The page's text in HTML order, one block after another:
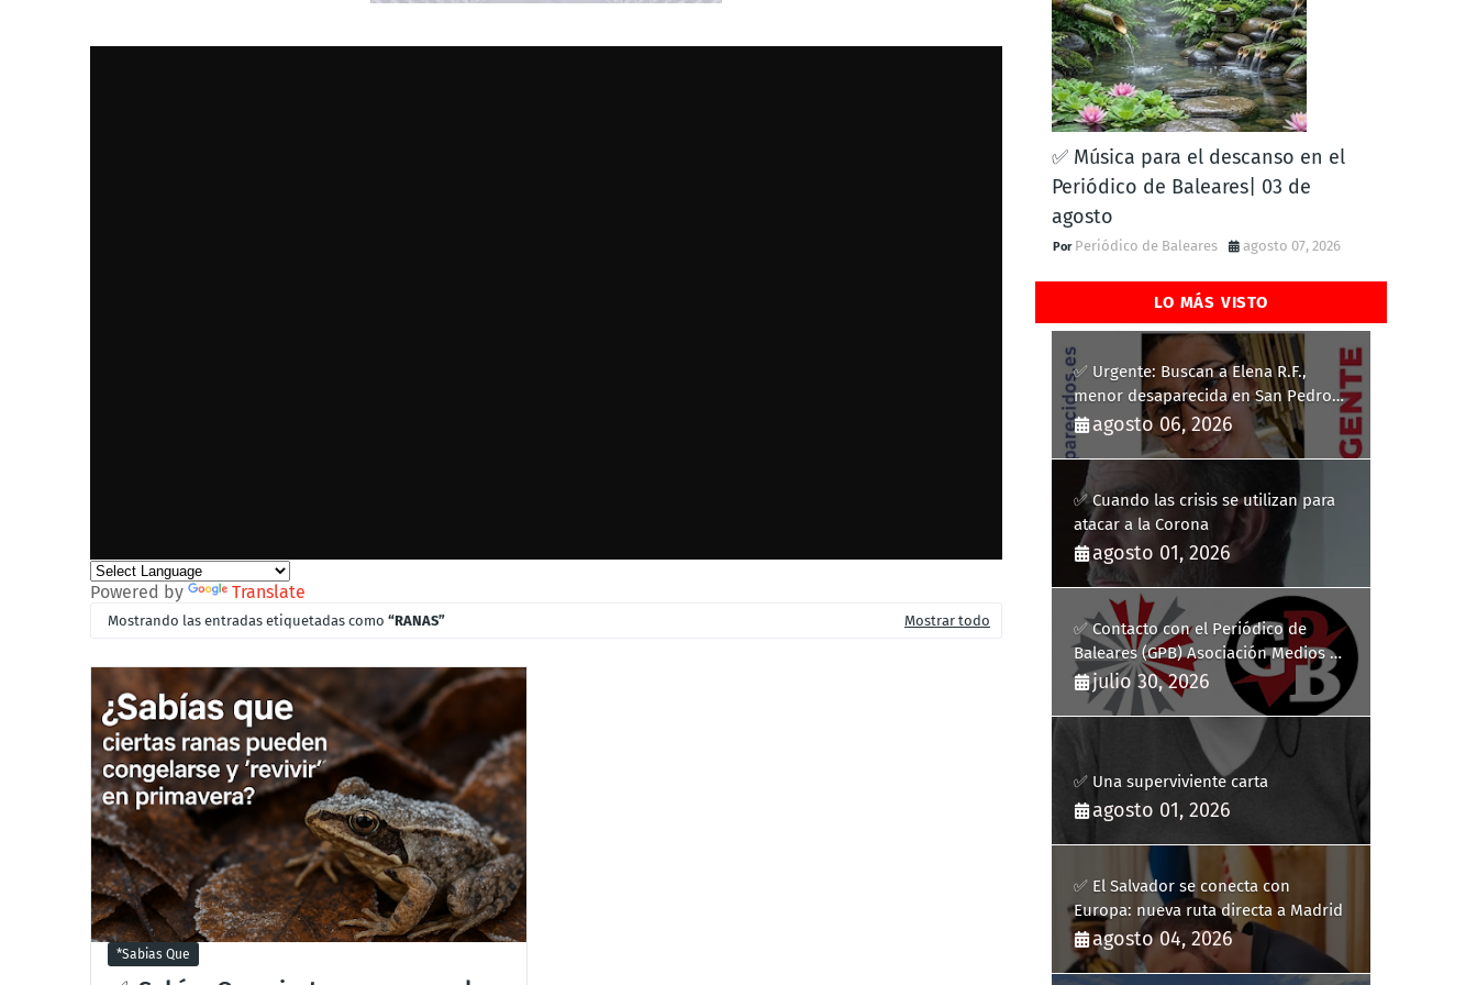
Powered by Translate
Mostrando las entradas etiquetadas como RANAS Mostrar todo
*sabias Que
✅ Música para el descanso en el
Periódico de Baleares| 03 de
agosto
Periódico de Baleares agosto 07, 2026
LO MÁS VISTO
✅ Urgente: Buscan a Elena R.F.,
menor desaparecida en San Pedro
del Pinatar
agosto 06, 2026
✅ Cuando las crisis se utilizan para
atacar a la Corona
agosto 01, 2026
✅ Contacto con el Periódico de
Baleares (GPB) Asociación Medios de
Comunicación Digitales
julio 30, 2026
✅ Una superviviente carta
agosto 01, 2026
✅ El Salvador se conecta con
Europa: nueva ruta directa a Madrid
agosto 04, 2026